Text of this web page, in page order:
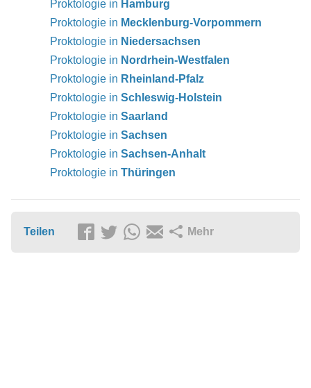
Proktologie in Hamburg
Proktologie in Mecklenburg-Vorpommern
Proktologie in Niedersachsen
Proktologie in Nordrhein-Westfalen
Proktologie in Rheinland-Pfalz
Proktologie in Schleswig-Holstein
Proktologie in Saarland
Proktologie in Sachsen
Proktologie in Sachsen-Anhalt
Proktologie in Thüringen
Teilen Mehr